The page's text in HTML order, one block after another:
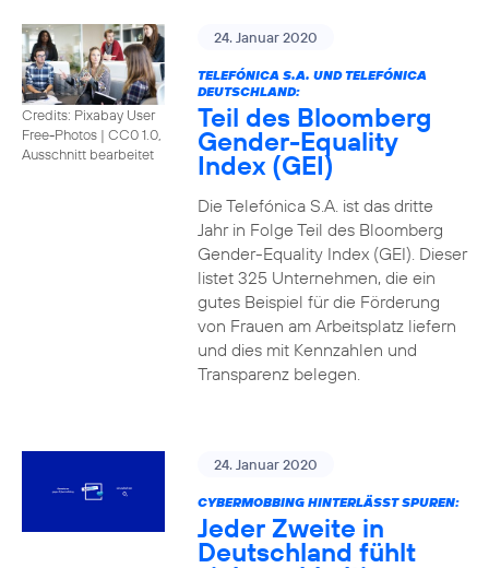
Credits: Pixabay User
Free-Photos | CC0 1.0,
Ausschnitt bearbeitet
24. Januar 2020
TELEFÓNICA S.A. UND TELEFÓNICA
DEUTSCHLAND:
Teil des Bloomberg
Gender-Equality
Index (GEI)
Die Telefónica S.A. ist das dritte
Jahr in Folge Teil des Bloomberg
Gender-Equality Index (GEI). Dieser
listet 325 Unternehmen, die ein
gutes Beispiel für die Förderung
von Frauen am Arbeitsplatz liefern
und dies mit Kennzahlen und
Transparenz belegen.
24. Januar 2020
CYBERMOBBING HINTERLÄSST SPUREN:
Jeder Zweite in
Deutschland fühlt